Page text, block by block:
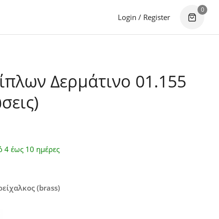
Login / Register
0
Δερμάτινο 01.155
4 έως 10 ημέρες
(brass)